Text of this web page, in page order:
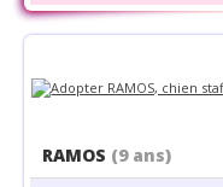
RAMOS (9 ans)